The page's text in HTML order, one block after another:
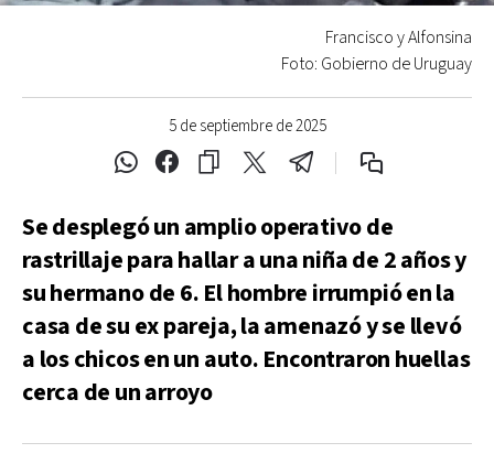
5 de septiembre de 2025
Francisco y Alfonsina
Foto: Gobierno de Uruguay
Se desplegó un amplio operativo de
rastrillaje para hallar a una niña de 2 años y
su hermano de 6. El hombre irrumpió en la
casa de su ex pareja, la amenazó y se llevó
a los chicos en un auto. Encontraron huellas
cerca de un arroyo